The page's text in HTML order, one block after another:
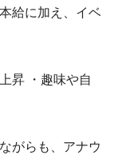
給に加え、イベ
昇 ・趣味や自
がらも、アナウ